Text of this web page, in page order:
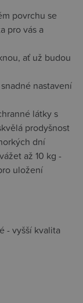
povrchu se
pro vás a
ať už budou
nastavení
látky s
prodyšnost
dní
až 10 kg -
uložení
- vyšší kvalita